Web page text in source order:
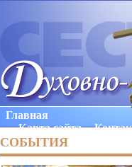
Главная
Карта сайта
СОБЫТИЯ